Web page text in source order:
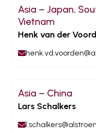
Asia – Japan,
Vietnam
Henk van der
Asia – China
Lars Schalkers